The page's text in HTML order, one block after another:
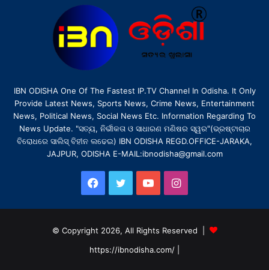
IBN ODISHA One Of The Fastest IP.TV Channel In Odisha. It Only
Provide Latest News, Sports News, Crime News, Entertainment
News, Political News, Social News Etc. Information Regarding To
News Update. "ସତ୍ୟ, ନିର୍ଭୀକତା ଓ ସାଧାରଣ ମଣିଷର ସ୍ୱର"(ଭ୍ରଷ୍ଟାଚାର
ବିରୋଧରେ ସାଲିସ୍ ବିହୀନ ଲଢେଇ) IBN ODISHA REGD.OFFICE-JARAKA,
JAJPUR, ODISHA E-MAIL:ibnodisha@gmail.com
Facebook
TwitterYouTubeInstagram
© Copyright 2026, All Rights Reserved |
https://ibnodisha.com/